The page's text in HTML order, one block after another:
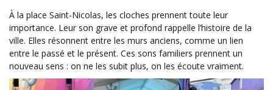
À la place Saint-Nicolas, les cloches prennent toute leur
importance. Leur son grave et profond rappelle l’histoire de la
ville. Elles résonnent entre les murs anciens, comme un lien
entre le passé et le présent. Ces sons familiers prennent un
nouveau sens : on ne les subit plus, on les écoute vraiment.